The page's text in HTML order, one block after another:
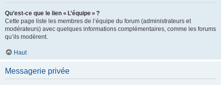
Qu’est-ce que le lien « L’équipe » ?
Cette page liste les membres de l’équipe du forum (administrateurs et
modérateurs) avec quelques informations complémentaires, comme les forums
qu’ils modèrent.
Haut
Messagerie privée